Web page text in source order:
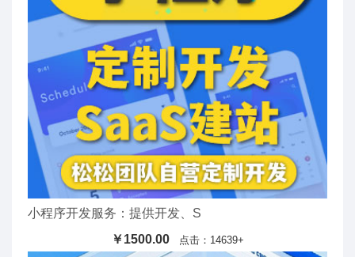
小程序开发服务：提供开发、S
￥1500.00
点击：14639+